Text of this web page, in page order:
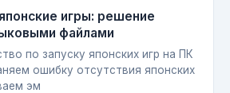
игры: решение
файлами
по запуску японских игр на ПК
ошибку отсутствия японских
эм